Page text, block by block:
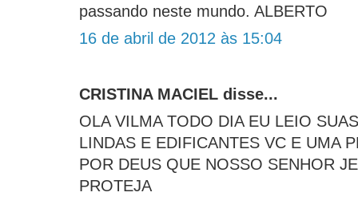
passando neste mundo. ALBERTO
16 de abril de 2012 às 15:04
CRISTINA MACIEL disse...
OLA VILMA TODO DIA EU LEIO
LINDAS E EDIFICANTES VC E UMA
POR DEUS QUE NOSSO SENHOR
PROTEJA